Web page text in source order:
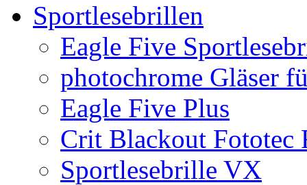
Sportlesebrillen
Eagle Five
photochrome Gläser
Eagle Five Plus
Crit Blackout Fototec
Sportlesebrille VX